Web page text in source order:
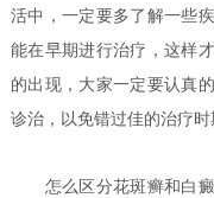
活中，一定要多了解一些
能在早期进行治疗，这样
的出现，大家一定要认真
诊治，以免错过佳的治疗时
怎么区分花斑癣和白